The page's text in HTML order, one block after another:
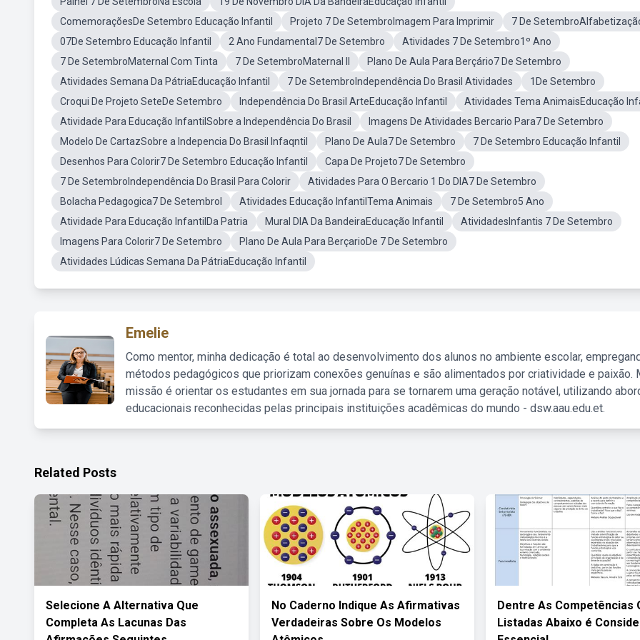
ComemoraçõesDe Setembro Educação Infantil
Projeto 7 De SetembroImagem Para Imprimir
7 De
07De Setembro Educação Infantil
2 Ano Fundamental7 De Setembro
Atividades 7 De Setembro1º Ano
7 De SetembroMaternal Com Tinta
7 De SetembroMaternal II
Plano De Aula Para Berçário7 De Setembro
Atividades Semana Da PátriaEducação Infantil
7 De SetembroIndependência Do Brasil Atividades
1De Setembro
Croqui De Projeto SeteDe Setembro
Independência Do Brasil ArteEducação Infantil
Atividades Tema AnimaisEducação
Atividade Para Educação InfantilSobre a Independência Do Brasil
Imagens De Atividades Bercario Para7 De Setembro
Modelo De CartazSobre a Indepencia Do Brasil Infaqntil
Plano De Aula7 De Setembro
7 De Setembro Educação Infantil
Desenhos Para Colorir7 De Setembro Educação Infantil
Capa De Projeto7 De Setembro
7 De SetembroIndependência Do Brasil Para Colorir
Atividades Para O Bercario 1 Do DIA7 De Setembro
Bolacha Pedagogica7 De Setembrol
Atividades Educação InfantilTema Animais
7 De Setembro5 Ano
Atividade Para Educação InfantilDa Patria
Mural DIA Da BandeiraEducação Infantil
AtividadesInfantis 7 De Setembro
Imagens Para Colorir7 De Setembro
Plano De Aula Para BerçarioDe 7 De Setembro
Atividades Lúdicas Semana Da PátriaEducação Infantil
Emelie
Como mentor, minha dedicação é total ao desenvolvimento dos alunos no ambiente escolar,
métodos pedagógicos que priorizam conexões genuínas e são alimentados por criatividade e paixão.
missão é orientar os estudantes em sua jornada para se tornarem uma geração notável, utilizando
educacionais reconhecidas pelas principais instituições acadêmicas do mundo - dsw.aau.edu.et.
Related Posts
Selecione A Alternativa Que
Completa As Lacunas Das
No Caderno Indique As Afirmativas
Verdadeiras Sobre Os Modelos
Dentre As Competências
Listadas Abaixo é